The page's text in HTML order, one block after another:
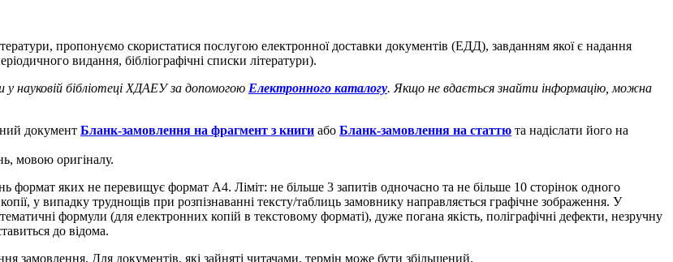
пропонуємо скористатися послугою електронної доставки документів (ЕДД), завданням якої є надання
видання, бібліографічні списки літератури).
науковій бібліотеці ХДАЕУ за допомогою Електронного каталогу. Якщо не вдається знайти інформацію, можна
документ Бланк-замовлення на фрагмент з книги або Бланк-замовлення на статтю та надіслати його на
мовою оригіналу.
формат яких не перевищує формат А4. Ліміт: не більше 3 запитів одночасно та не більше 10 сторінок одного
у випадку труднощів при розпізнаванні тексту/таблиць замовнику направляється графічне зображення. У
формули (для електронних копій в текстовому форматі), дуже погана якість, поліграфічні дефекти, незручну
до відома.
замовлення. Для документів, які зайняті читачами, термін може бути збільшений.